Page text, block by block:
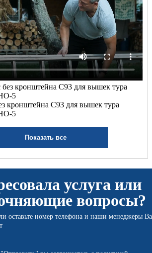
кронштейна С93 для вышек тура
5
Показать все
услуга или
вопросы?
оставьте номер телефона и наши менеджеры